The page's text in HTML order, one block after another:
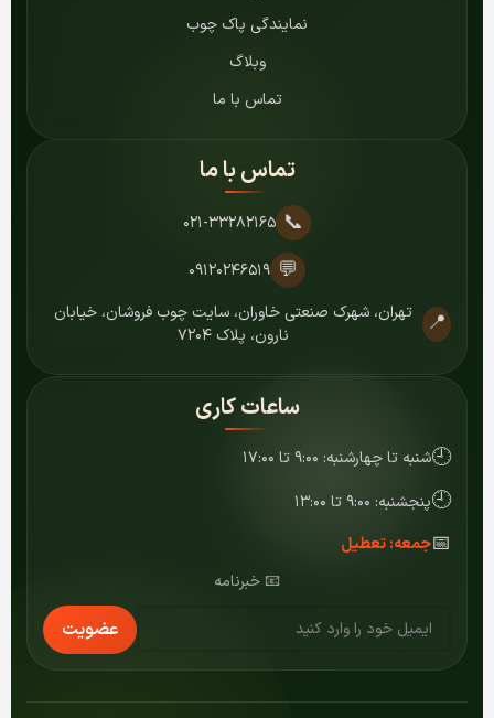
نمایندگی پاک چوب
وبلاگ
تماس با ما
تماس با ما
📞 ۰۲۱-۳۳۲۸۲۱۶۵
💬 ۰۹۱۲۰۲۴۶۵۱۹
📍
تهران، شهرک صنعتی خاوران، سایت چوب فروشان، خیابان
نارون، پلاک ۷۲۰۴
ساعات کاری
🕘شنبه تا چهارشنبه: ۹:۰۰ تا ۱۷:۰۰
🕘پنجشنبه: ۹:۰۰ تا ۱۳:۰۰
📅جمعه: تعطیل
📧 خبرنامه
عضویت